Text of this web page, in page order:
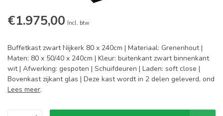
€1.975,00 Incl. btw
Buffetkast zwart Nijkerk 80 x 240cm | Materiaal: Grenenhout |
Maten: 80 x 50/40 x 240cm | Kleur: buitenkant zwart binnenkant
wit | Afwerking: gespoten | Schuifdeuren | Laden: soft close |
Bovenkast zijkant glas | Deze kast wordt in 2 delen geleverd, ond
Lees meer.